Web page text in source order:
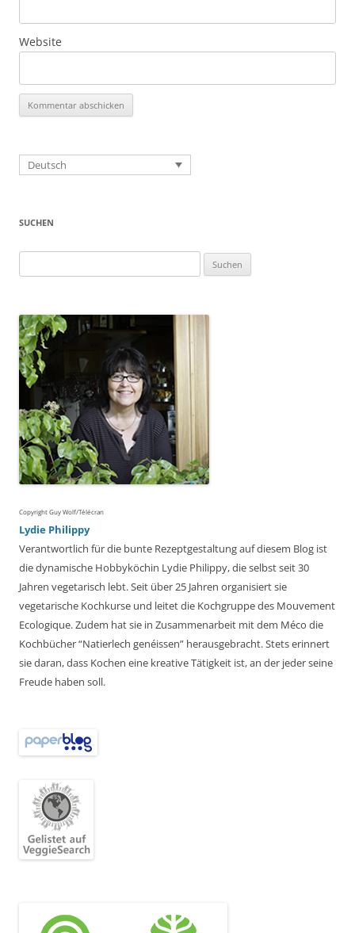
Website
Deutsch
SUCHEN
nach:
Copyright Guy Wolf/Télécran
Lydie Philippy
Verantwortlich für die bunte Rezeptgestaltung auf diesem Blog ist
die dynamische Hobbyköchin Lydie Philippy, die selbst seit 30
Jahren vegetarisch lebt. Seit über 25 Jahren organisiert sie
vegetarische Kochkurse und leitet die Kochgruppe des Mouvement
Ecologique. Zudem hat sie in Zusammenarbeit mit dem Méco die
Kochbücher “Natierlech genéissen” herausgebracht. Stets erinnert
sie daran, dass Kochen eine kreative Tätigkeit ist, an der jeder seine
Freude haben soll.